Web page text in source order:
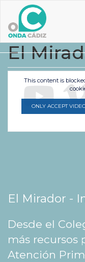
contenido
principal
El
This content is
ONLY ACCEPT
El Mirador -
Desde el
más recursos
Atención